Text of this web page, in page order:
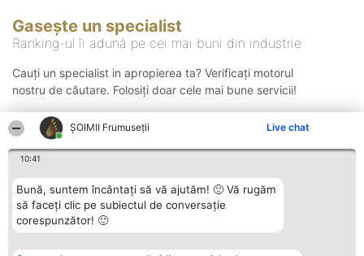
ȘOIMII Frumuseții Live chat
10:41
Bună, suntem încântați să vă ajutăm! 🙂 Vă rugăm
să faceți clic pe subiectul de conversație
corespunzător! 🙂
Gasește un specialist
Ranking-ul îi adună pe cei mai buni din industrie
Cauți un specialist in apropierea ta? Verificați motorul
nostru de căutare. Folosiți doar cele mai bune servicii!